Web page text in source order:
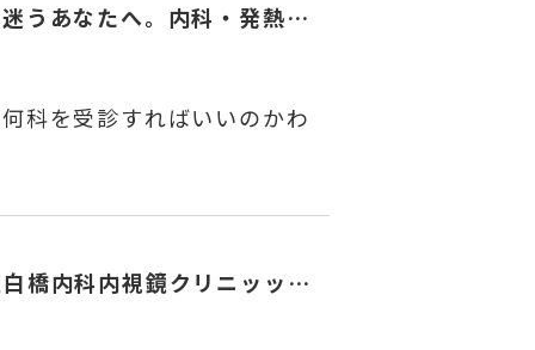
「病院、どこに行けばいい？」と迷うあなたへ。内科・発熱からダイエット・脱毛まで“まとめて相談できる”新しいクリニックのカタチ
科を受診すればいいのかわ
名古屋市天白区で医療脱毛なら天白橋内科内視鏡クリニッック｜ジェントルマックスプロプラス